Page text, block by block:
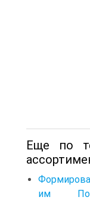
Еще по
им